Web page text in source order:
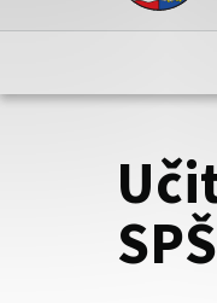
Toto je